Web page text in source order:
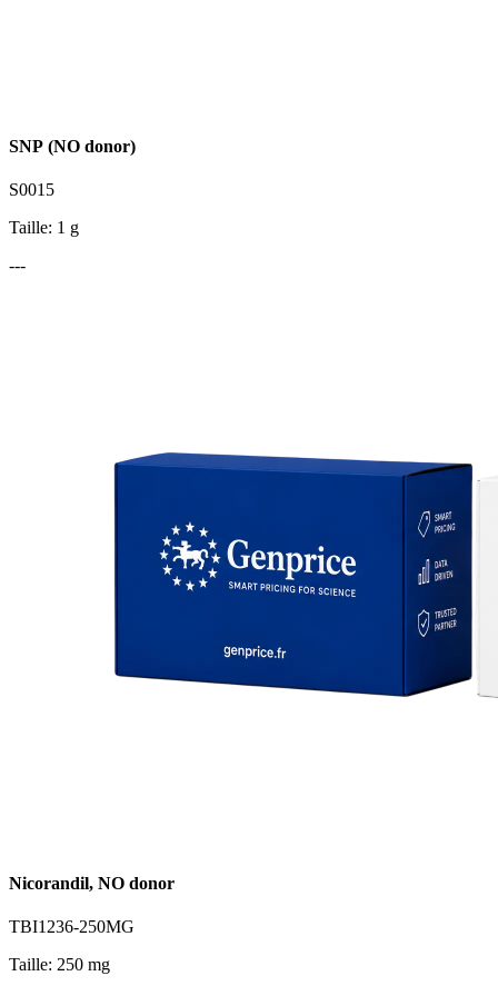
SNP (NO donor)
S0015
Taille: 1 g
---
Nicorandil, NO donor
TBI1236-250MG
Taille: 250 mg